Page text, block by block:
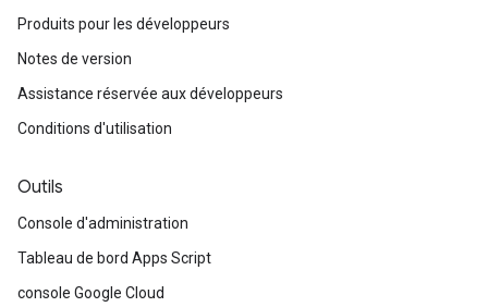
Produits pour les développeurs
Notes de version
Assistance réservée aux développeurs
Conditions d'utilisation
Outils
Console d'administration
Tableau de bord Apps Script
console Google Cloud